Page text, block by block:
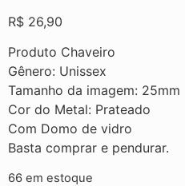
R$ 26,90
Produto Chaveiro
Gênero: Unissex
Tamanho da imagem: 25mm
Cor do Metal: Prateado
Com Domo de vidro
Basta comprar e pendurar.
66 em estoque